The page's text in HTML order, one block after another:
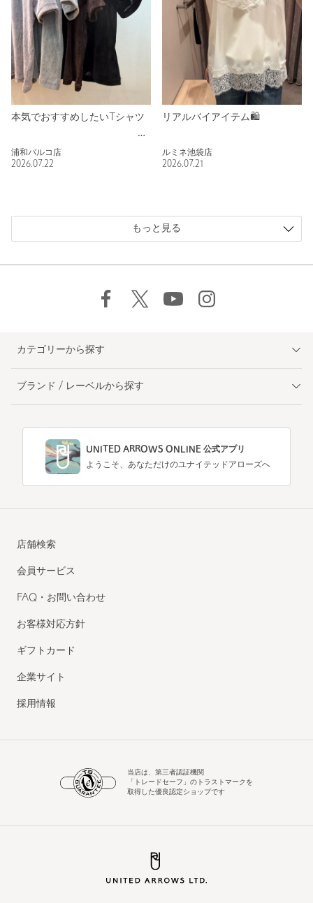
本気でおすすめしたいTシャツ
浦和パルコ店
2026.07.22
リアルバイアイテム🛍️
ルミネ池袋店
2026.07.21
もっと見る
カテゴリーから探す
ブランド / レーベルから探す
UNITED ARROWS ONLINE 公式アプリ
ようこそ、あなただけのユナイテッドアローズへ
店舗検索
会員サービス
FAQ・お問い合わせ
お客様対応方針
ギフトカード
企業サイト
採用情報
当店は、第三者認証機関
「トレードセーフ」のトラストマークを
取得した優良認定ショップです